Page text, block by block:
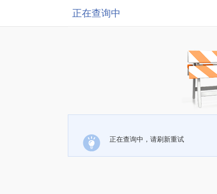
正在查询中
正在查询中，请刷新重试